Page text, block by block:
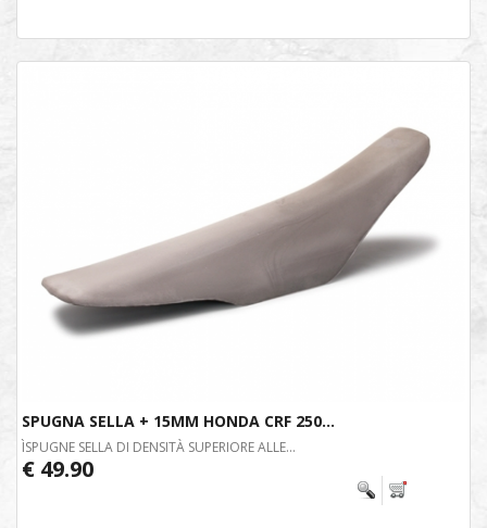
SPUGNA SELLA + 15MM HONDA CRF 250...
ÌSPUGNE SELLA DI DENSITÀ SUPERIORE ALLE...
€ 49.90